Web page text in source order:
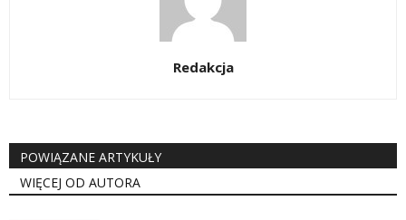
Redakcja
POWIĄZANE ARTYKUŁY
WIĘCEJ OD AUTORA